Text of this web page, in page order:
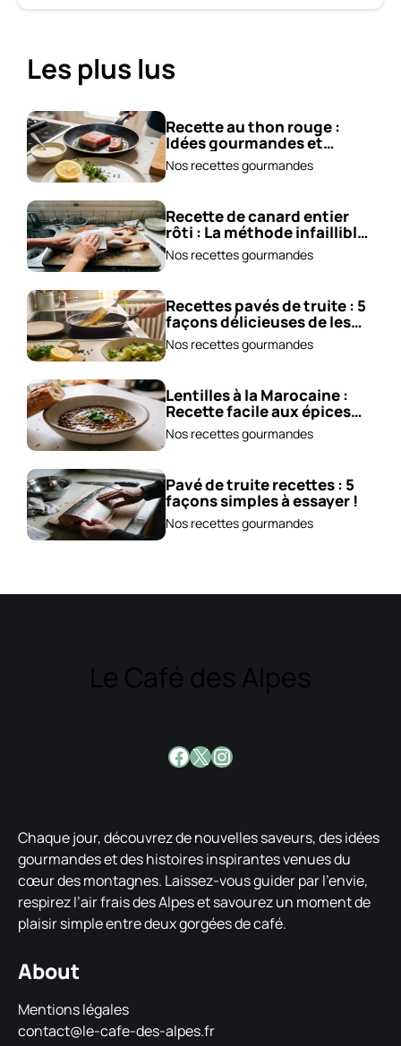
Les plus lus
Recette au thon rouge :
Idées gourmandes et
accompagnements !
Nos recettes gourmandes
Recette de canard entier
rôti : La méthode infaillible
!Nos recettes gourmandes
Recettes pavés de truite : 5
façons délicieuses de les
cuisiner !
Nos recettes gourmandes
Lentilles à la Marocaine :
Recette facile aux épices
et carottes!
Nos recettes gourmandes
Pavé de truite recettes : 5
façons simples à essayer !
Nos recettes gourmandes
Le Café des Alpes
Facebook
X Instagram
Chaque jour, découvrez de nouvelles saveurs, des idées
gourmandes et des histoires inspirantes venues du
cœur des montagnes. Laissez-vous guider par l’envie,
respirez l’air frais des Alpes et savourez un moment de
plaisir simple entre deux gorgées de café.
About
Mentions légales
contact@le-cafe-des-alpes.fr